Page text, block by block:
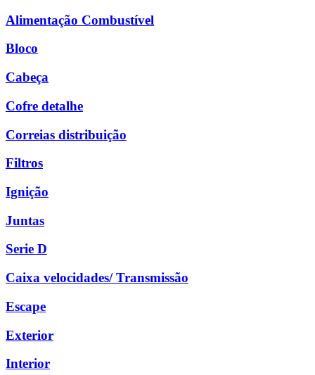
Alimentação Combustível
Bloco
Cabeça
Cofre detalhe
Correias distribuição
Filtros
Ignição
Juntas
Serie D
Caixa velocidades/ Transmissão
Escape
Exterior
Interior